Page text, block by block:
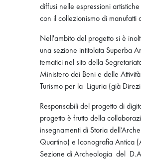
diffusi nelle espressioni
con il collezionismo di manufatti
Nell'ambito del progetto si è
una sezione intitolata Superba
tematici nel sito della
Ministero dei Beni e delle
Turismo per la Liguria (già
Responsabili del progetto di
progetto è frutto della
insegnamenti di Storia
Quartino) e Iconografia Antica
Sezione di Archeologia del